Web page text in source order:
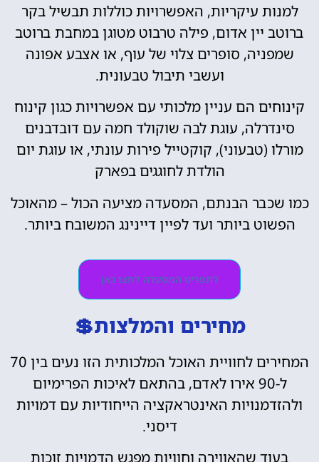
למנות עיקריות, האפשרויות כוללות תבשיל בקר
ברוטב יין אדום, פילה טרבוט מטוגן במחבת ברוטב
שמפניה, סופרים צלוי של עוף, או אצבע אפונה
ועשבי תיבול טבעונית.
קינוחים הם עניין מלכותי עם אפשרויות כגון קינוח
סינדרלה, עוגת לבה שוקולד חמה עם דובדבנים
מורלו (טבעוני), קוקטייל פירות עונתי, או עוגת יום
הולדת לחוגגים בפארק
כמו שכבר הבנתם, המסעדה מציעה הכול – מהאוכל
הפשוט ביותר ועד לפיין דיינינג המשובח ביותר.
לתפריט המסעדה לחצו כאן
מחירים והמלצות💲
המחירים לחוויית האוכל המלכותית הזו נעים בין 70
ל-90 אירו לאדם, בהתאם לאיכות הפרימיום
ולהזדמנויות האינטראקציה הייחודיות עם דמויות
דיסני.
בעוד שהאווירה וחוויות מפגש הדמויות זוכות